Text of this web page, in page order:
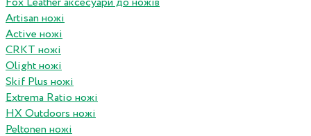
Artisan ножі
Active ножі
CRKT ножі
Olight ножі
Skif Plus ножі
Extrema Ratio ножі
HX Outdoors ножі
Peltonen ножі